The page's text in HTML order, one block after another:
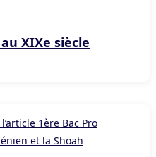
XIXe siècle